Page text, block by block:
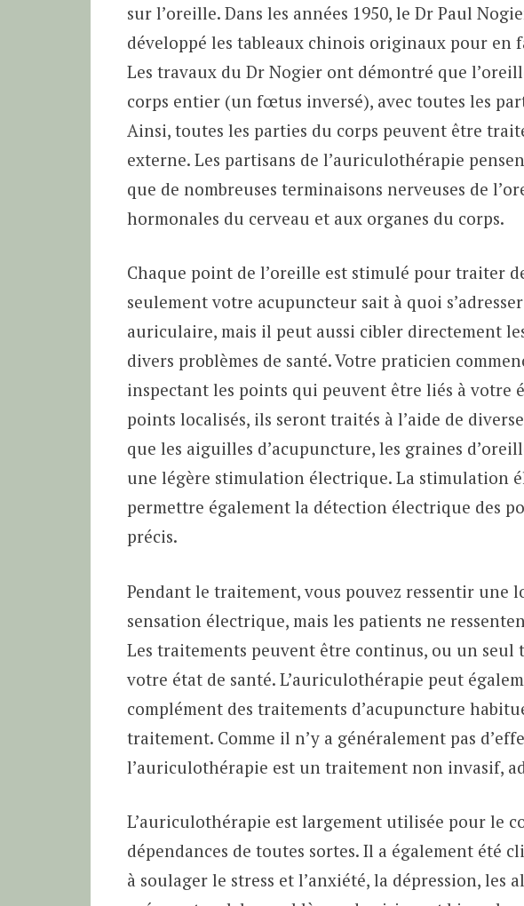
sur l’oreille. Dans les années 1950, le Dr Paul
développé les tableaux chinois originaux pour en
Les travaux du Dr Nogier ont démontré que
corps entier (un fœtus inversé), avec toutes les
Ainsi, toutes les parties du corps peuvent être
externe. Les partisans de l’auriculothérapie
que de nombreuses terminaisons nerveuses de
hormonales du cerveau et aux organes du corps.
Chaque point de l’oreille est stimulé pour traiter
seulement votre acupuncteur sait à quoi
auriculaire, mais il peut aussi cibler directement
divers problèmes de santé. Votre praticien
inspectant les points qui peuvent être liés à votre
points localisés, ils seront traités à l’aide de
que les aiguilles d’acupuncture, les graines
une légère stimulation électrique. La stimulation
permettre également la détection électrique des
précis.
Pendant le traitement, vous pouvez ressentir une
sensation électrique, mais les patients ne
Les traitements peuvent être continus, ou un
votre état de santé. L’auriculothérapie peut
complément des traitements d’acupuncture
traitement. Comme il n’y a généralement pas
l’auriculothérapie est un traitement non invasif,
L’auriculothérapie est largement utilisée pour le
dépendances de toutes sortes. Il a également été
à soulager le stress et l’anxiété, la dépression, les